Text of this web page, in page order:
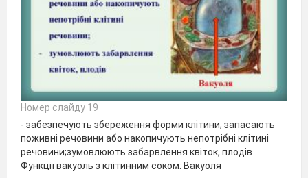
Номер слайду 19
- забезпечують збереження форми клітини; запасають
поживні речовини або накопичують непотрібні клітині
речовини;зумовлюють забарвлення квіток, плодів
Функції вакуоль з клітинним соком: Вакуоля